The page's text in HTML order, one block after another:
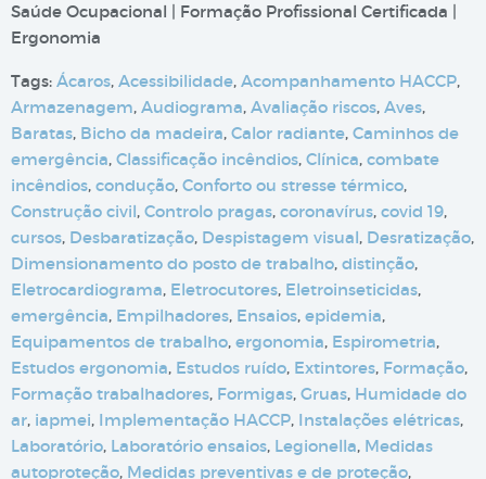
Saúde Ocupacional | Formação Profissional Certificada |
Ergonomia
Tags: Ácaros, Acessibilidade, Acompanhamento HACCP,
Armazenagem, Audiograma, Avaliação riscos, Aves,
Baratas, Bicho da madeira, Calor radiante, Caminhos de
emergência, Classificação incêndios, Clínica, combate
incêndios, condução, Conforto ou stresse térmico,
Construção civil, Controlo pragas, coronavírus, covid 19,
cursos, Desbaratização, Despistagem visual, Desratização,
Dimensionamento do posto de trabalho, distinção,
Eletrocardiograma, Eletrocutores, Eletroinseticidas,
emergência, Empilhadores, Ensaios, epidemia,
Equipamentos de trabalho, ergonomia, Espirometria,
Estudos ergonomia, Estudos ruído, Extintores, Formação,
Formação trabalhadores, Formigas, Gruas, Humidade do
ar, iapmei, Implementação HACCP, Instalações elétricas,
Laboratório, Laboratório ensaios, Legionella, Medidas
autoproteção, Medidas preventivas e de proteção,